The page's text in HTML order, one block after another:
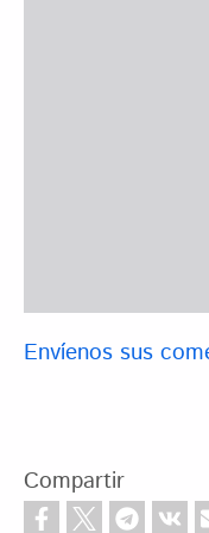
Envíenos sus
Compartir